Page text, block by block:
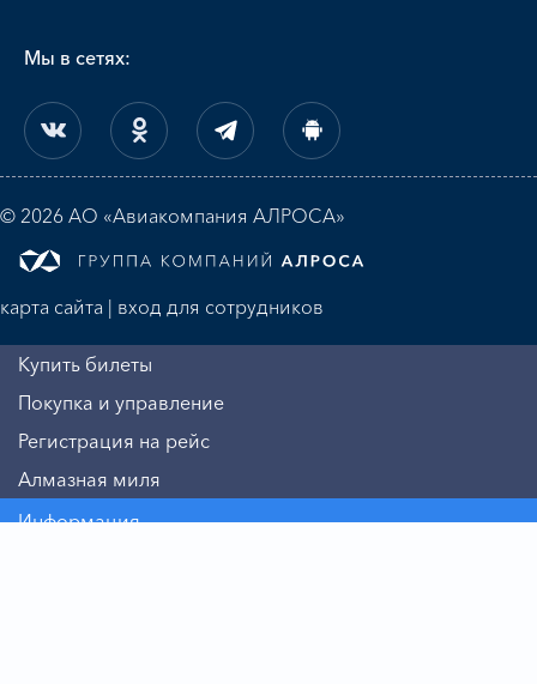
Мы в сетях:
© 2026 АО «Авиакомпания АЛРОСА»
карта сайта | вход для сотрудников
Купить билеты
Покупка и управление
Регистрация на рейс
Алмазная миля
Информация